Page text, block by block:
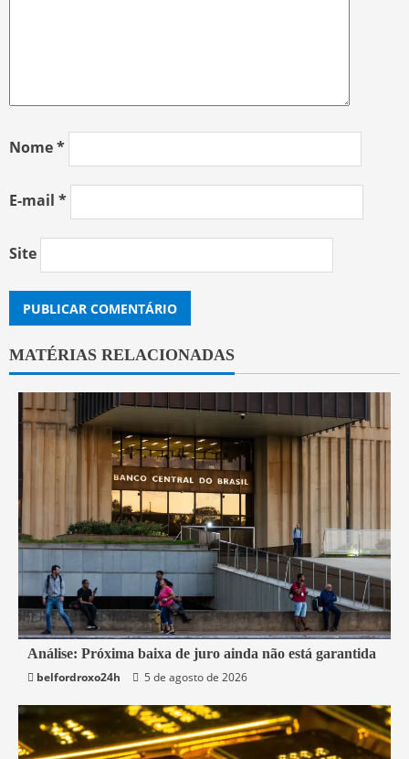
Nome*
E-mail *
Site
MATÉRIAS RELACIONADAS
1 min read
Economia
Análise: Próxima baixa de juro ainda não está garantida
belfordroxo24h
5 de agosto de 2026